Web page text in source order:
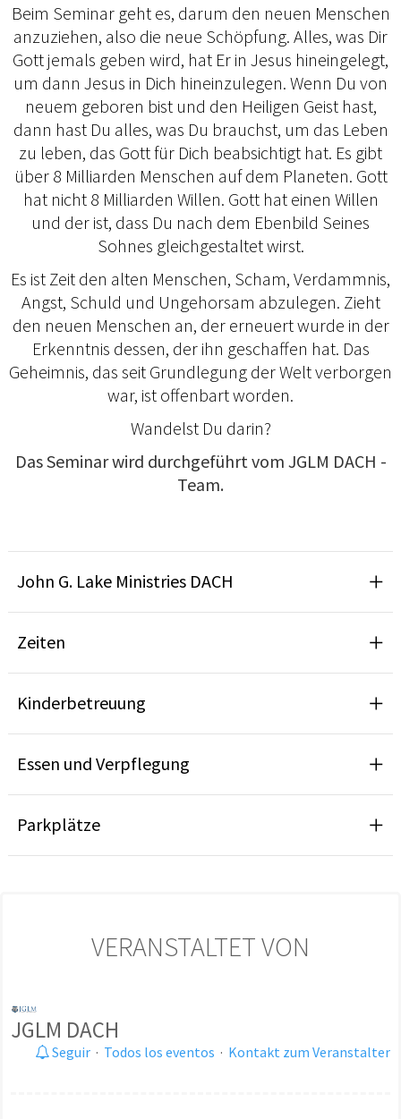
Beim Seminar geht es, darum den neuen Menschen
anzuziehen, also die neue Schöpfung. Alles, was Dir
Gott jemals geben wird, hat Er in Jesus hineingelegt,
um dann Jesus in Dich hineinzulegen. Wenn Du von
neuem geboren bist und den Heiligen Geist hast,
dann hast Du alles, was Du brauchst, um das Leben
zu leben, das Gott für Dich beabsichtigt hat. Es gibt
über 8 Milliarden Menschen auf dem Planeten. Gott
hat nicht 8 Milliarden Willen. Gott hat einen Willen
und der ist, dass Du nach dem Ebenbild Seines
Sohnes gleichgestaltet wirst.
Es ist Zeit den alten Menschen, Scham, Verdammnis,
Angst, Schuld und Ungehorsam abzulegen. Zieht
den neuen Menschen an, der erneuert wurde in der
Erkenntnis dessen, der ihn geschaffen hat. Das
Geheimnis, das seit Grundlegung der Welt verborgen
war, ist offenbart worden.
Wandelst Du darin?
Das Seminar wird durchgeführt vom JGLM DACH -
Team.
John G. Lake Ministries DACH
Zeiten
Kinderbetreuung
Essen und Verpflegung
Parkplätze
VERANSTALTET VON
JGLM DACH
Seguir · Todos los eventos · Kontakt zum Veranstalter